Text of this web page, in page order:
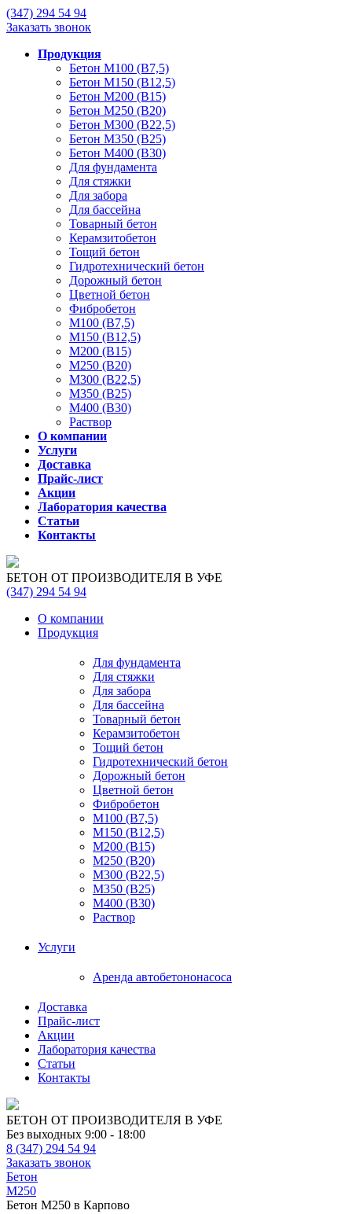
(347) 294 54 94
Заказать звонок
Продукция
Бетон М100 (В7,5)
Бетон М150 (В12,5)
Бетон М200 (В15)
Бетон М250 (В20)
Бетон М300 (В22,5)
Бетон М350 (В25)
Бетон М400 (В30)
Для фундамента
Для стяжки
Для забора
Для бассейна
Товарный бетон
Керамзитобетон
Тощий бетон
Гидротехнический бетон
Дорожный бетон
Цветной бетон
Фибробетон
М100 (В7,5)
М150 (В12,5)
М200 (В15)
М250 (В20)
М300 (В22,5)
М350 (В25)
М400 (В30)
Раствор
О компании
Услуги
Доставка
Прайс-лист
Акции
Лаборатория качества
Статьи
Контакты
БЕТОН ОТ ПРОИЗВОДИТЕЛЯ В УФЕ
(347) 294 54 94
О компании
Продукция
Для фундамента
Для стяжки
Для забора
Для бассейна
Товарный бетон
Керамзитобетон
Тощий бетон
Гидротехнический бетон
Дорожный бетон
Цветной бетон
Фибробетон
М100 (В7,5)
М150 (В12,5)
М200 (В15)
М250 (В20)
М300 (В22,5)
М350 (В25)
М400 (В30)
Раствор
Услуги
Аренда автобетононасоса
Доставка
Прайс-лист
Акции
Лаборатория качества
Статьи
Контакты
БЕТОН ОТ ПРОИЗВОДИТЕЛЯ В УФЕ
Без выходных 9:00 - 18:00
8 (347) 294 54 94
Заказать звонок
Бетон
М250
Бетон М250 в Карпово